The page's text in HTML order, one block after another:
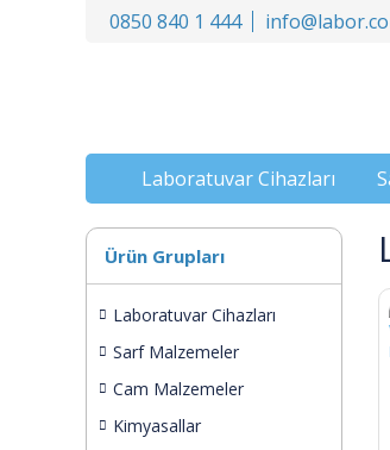
0850 840 1 444
Laboratuvar Cihazları
Ürün Grupları
Laboratuvar Cihazları
Sarf Malzemeler
Cam Malzemeler
Kimyasallar